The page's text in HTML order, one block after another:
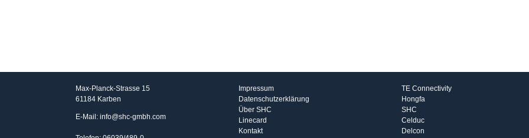
Max-Planck-Strasse 15
61184 Karben
E-Mail: info@shc-gmbh.com
Impressum
Datenschutzerklärung
Über SHC
Linecard
Kontakt
TE Connectivity
Hongfa
SHC
Celduc
Delcon